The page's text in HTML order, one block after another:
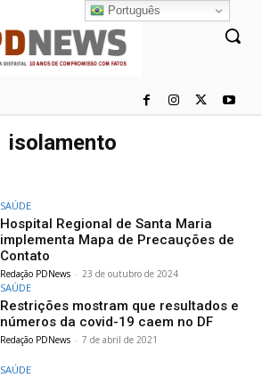
isolamento
SAÚDE
Hospital Regional de Santa Maria
implementa Mapa de Precauções de
Contato
Redação PDNews - 23 de outubro de 2024
SAÚDE
Restrições mostram que resultados e
números da covid-19 caem no DF
Redação PDNews - 7 de abril de 2021
SAÚDE
Português